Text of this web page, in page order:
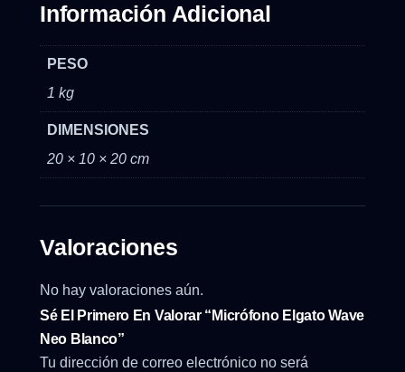
Información Adicional
PESO
1 kg
DIMENSIONES
20 × 10 × 20 cm
Valoraciones
No hay valoraciones aún.
Sé El Primero En Valorar “Micrófono Elgato Wave
Neo Blanco”
Tu dirección de correo electrónico no será